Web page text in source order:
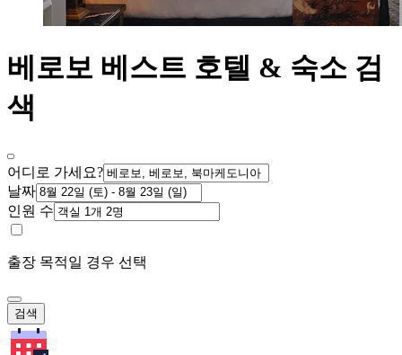
베로보 베스트 호텔 & 숙소 검
색
어디로 가세요?
날짜
인원 수
출장 목적일 경우 선택
검색